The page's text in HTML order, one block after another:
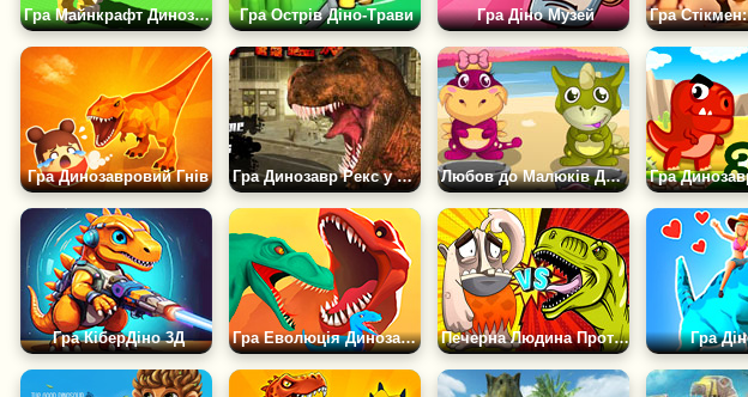
Гра Майнкрафт Динозаври Гра Острів Діно-Трави Гра Діно Музей
Гра Динозавровий Гнів Гра Динозавр Рекс у Лос-Анджелесі Любов до Малюків Динозаврів
Гра КіберДіно 3Д Гра Еволюція Динозаврів 3Д Печерна Людина Проти Динозаврів Гра